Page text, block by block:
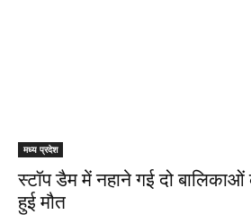
मध्य प्रदेश
स्टॉप डैम में नहाने गई दो
हुई मौत